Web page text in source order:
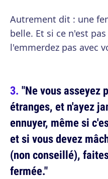
Autrement dit : une
belle. Et si ce n'est
l'emmerdez pas avec
"Ne vous asseyez
étranges, et n'ayez
ennuyer, même si
et si vous devez
(non conseillé),
fermée."